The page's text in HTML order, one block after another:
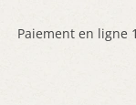
Paiement en ligne